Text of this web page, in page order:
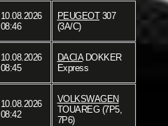
10.08.2026
08:46
PEUGEOT307
(3A/C)
10.08.2026
08:45
DACIADOKKER
Express
10.08.2026
08:42
VOLKSWAGEN
TOUAREG (7P5,
7P6)